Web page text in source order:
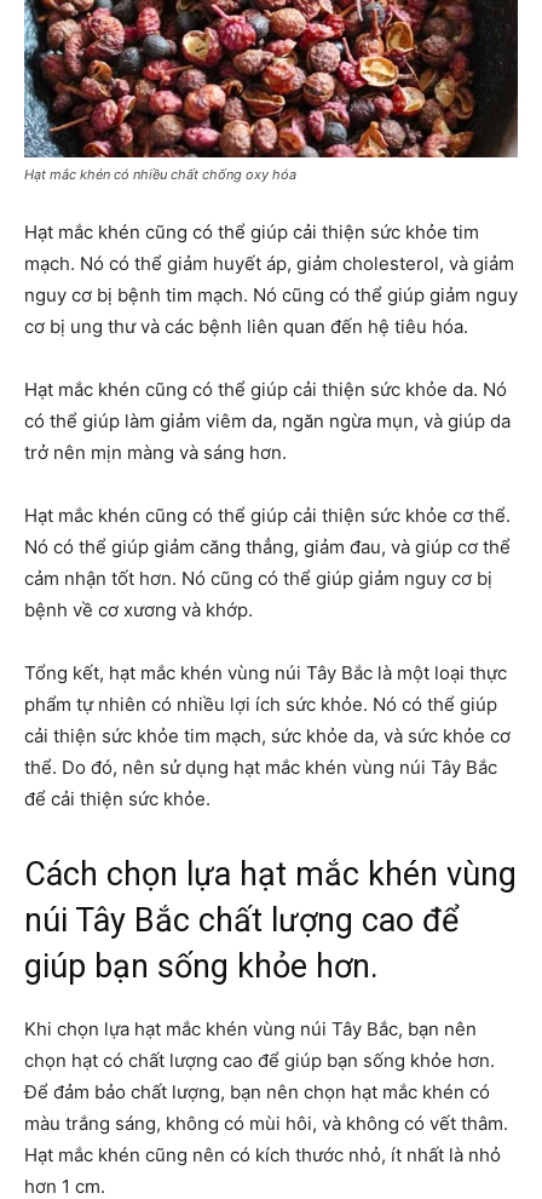
Hạt mắc khén có nhiều chất chống oxy hóa
Hạt mắc khén cũng có thể giúp cải thiện sức khỏe tim
mạch. Nó có thể giảm huyết áp, giảm cholesterol, và giảm
nguy cơ bị bệnh tim mạch. Nó cũng có thể giúp giảm nguy
cơ bị ung thư và các bệnh liên quan đến hệ tiêu hóa.
Hạt mắc khén cũng có thể giúp cải thiện sức khỏe da. Nó
có thể giúp làm giảm viêm da, ngăn ngừa mụn, và giúp da
trở nên mịn màng và sáng hơn.
Hạt mắc khén cũng có thể giúp cải thiện sức khỏe cơ thể.
Nó có thể giúp giảm căng thẳng, giảm đau, và giúp cơ thể
cảm nhận tốt hơn. Nó cũng có thể giúp giảm nguy cơ bị
bệnh về cơ xương và khớp.
Tổng kết, hạt mắc khén vùng núi Tây Bắc là một loại thực
phẩm tự nhiên có nhiều lợi ích sức khỏe. Nó có thể giúp
cải thiện sức khỏe tim mạch, sức khỏe da, và sức khỏe cơ
thể. Do đó, nên sử dụng hạt mắc khén vùng núi Tây Bắc
để cải thiện sức khỏe.
Cách chọn lựa hạt mắc khén vùng
núi Tây Bắc chất lượng cao để
giúp bạn sống khỏe hơn.
Khi chọn lựa hạt mắc khén vùng núi Tây Bắc, bạn nên
chọn hạt có chất lượng cao để giúp bạn sống khỏe hơn.
Để đảm bảo chất lượng, bạn nên chọn hạt mắc khén có
màu trắng sáng, không có mùi hôi, và không có vết thâm.
Hạt mắc khén cũng nên có kích thước nhỏ, ít nhất là nhỏ
hơn 1 cm.